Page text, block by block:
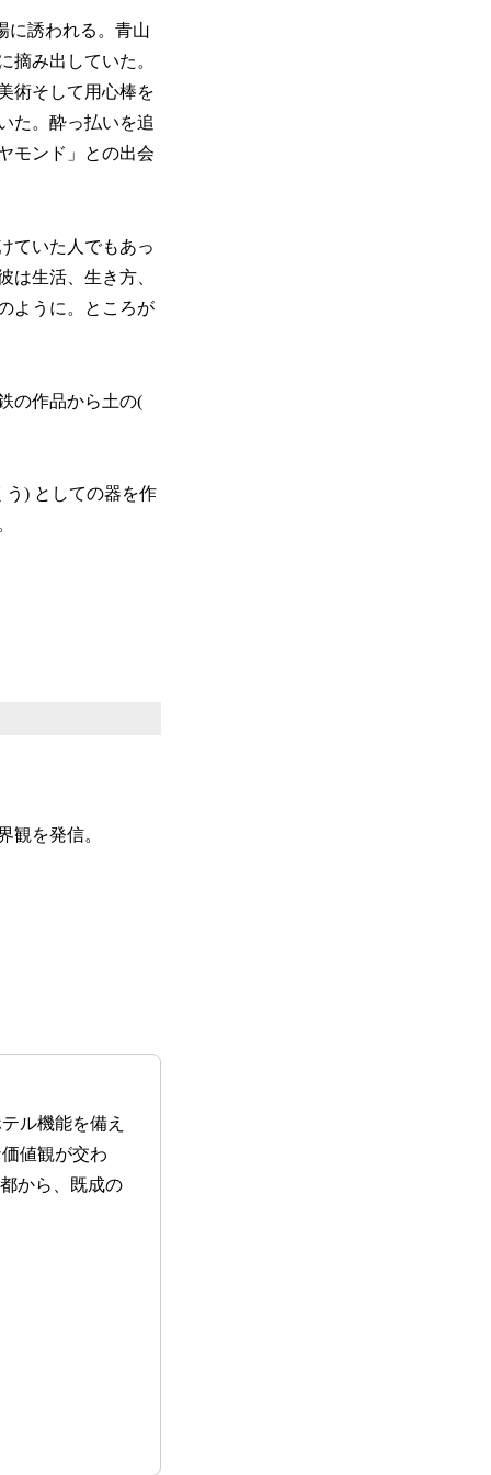
に誘われる。青山
摘み出していた。
術そして用心棒を
た。酔っ払いを追
モンド」との出会
ていた人でもあっ
は生活、生き方、
ように。ところが
の作品から土の(
) としての器を作
観を発信。
ル機能を備え
値観が交わ
から、既成の